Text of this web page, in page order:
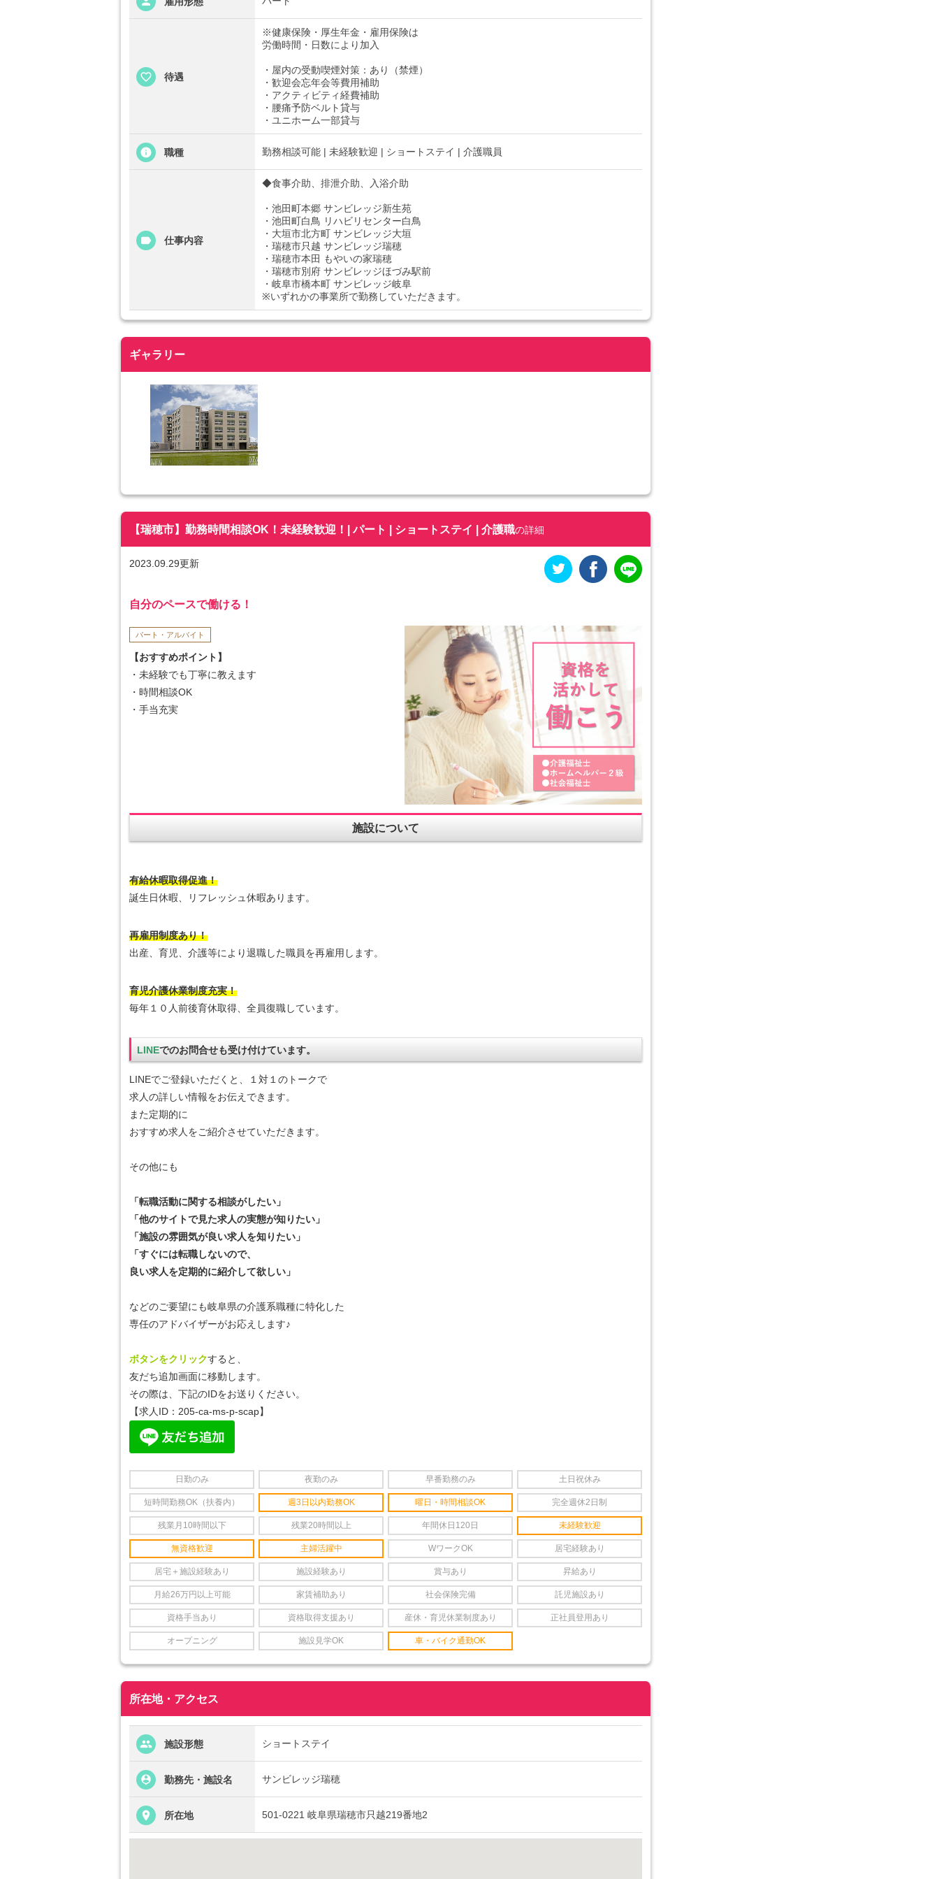
待遇
※健康保険・厚生年金・雇用保険は
労働時間・日数により加入
・屋内の受動喫煙対策：あり（禁煙）
・歓迎会忘年会等費用補助
・アクティビティ経費補助
・腰痛予防ベルト貸与
・ユニホーム一部貸与
職種 勤務相談可能 | 未経験歓迎 | ショートステイ | 介護職員
仕事内容
◆食事介助、排泄介助、入浴介助
・池田町本郷 サンビレッジ新生苑
・池田町白鳥 リハビリセンター白鳥
・大垣市北方町 サンビレッジ大垣
・瑞穂市只越 サンビレッジ瑞穂
・瑞穂市本田 もやいの家瑞穂
・瑞穂市別府 サンビレッジほづみ駅前
・岐阜市橋本町 サンビレッジ岐阜
※いずれかの事業所で勤務していただきます。
ギャラリー
【瑞穂市】勤務時間相談OK！未経験歓迎！| パート | ショートステイ | 介護職の詳細
2023.09.29更新
自分のペースで働ける！
パート・アルバイト
【おすすめポイント】
・未経験でも丁寧に教えます
・時間相談OK
・手当充実
施設について
有給休暇取得促進！
誕生日休暇、リフレッシュ休暇あります。
再雇用制度あり！
出産、育児、介護等により退職した職員を再雇用します。
育児介護休業制度充実！
毎年１０人前後育休取得、全員復職しています。
LINEでのお問合せも受け付けています。
LINEでご登録いただくと、１対１のトークで
求人の詳しい情報をお伝えできます。
また定期的に
おすすめ求人をご紹介させていただきます。
その他にも
「転職活動に関する相談がしたい」
「他のサイトで見た求人の実態が知りたい」
「施設の雰囲気が良い求人を知りたい」
「すぐには転職しないので、
良い求人を定期的に紹介して欲しい」
などのご要望にも岐阜県の介護系職種に特化した
専任のアドバイザーがお応えします♪
ボタンをクリックすると、
友だち追加画面に移動します。
その際は、下記のIDをお送りください。
【求人ID：205-ca-ms-p-scap】
日勤のみ 夜勤のみ 早番勤務のみ 土日祝休み
短時間勤務OK（扶養内） 週3日以内勤務OK 曜日・時間相談OK 完全週休2日制
残業月10時間以下 残業20時間以上 年間休日120日 未経験歓迎
無資格歓迎 主婦活躍中 WワークOK 居宅経験あり
居宅＋施設経験あり 施設経験あり 賞与あり 昇給あり
月給26万円以上可能 家賃補助あり 社会保険完備 託児施設あり
資格手当あり 資格取得支援あり 産休・育児休業制度あり 正社員登用あり
オープニング 施設見学OK 車・バイク通勤OK
所在地・アクセス
施設形態 ショートステイ
勤務先・施設名 サンビレッジ瑞穂
所在地 501-0221 岐阜県瑞穂市只越219番地2